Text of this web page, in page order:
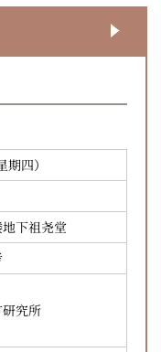
四）
下祖尧堂
究所